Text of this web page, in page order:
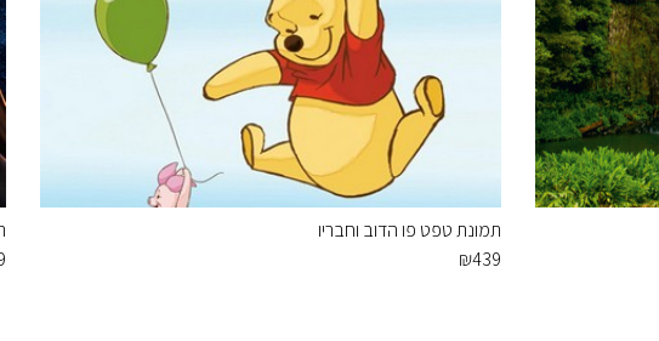
תמונת טפט פו הדוב וחבריו
₪439